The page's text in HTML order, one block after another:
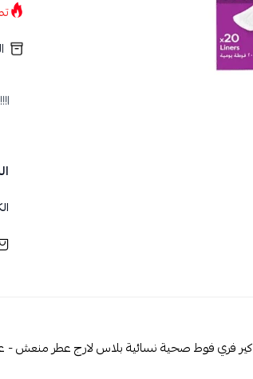
كير فري فوط صحية نسائية بلاس لارج عطر منعش - عبوة 20